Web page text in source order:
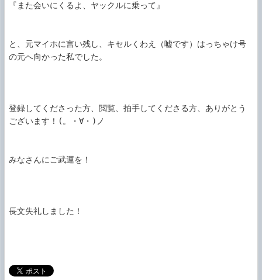
『また会いにくるよ、ヤックルに乗って』
と、元マイホに言い残し、キセルくわえ（嘘です）はっちゃけ号
の元へ向かった私でした。
登録してくださった方、閲覧、拍手してくださる方、ありがとう
ございます！(。・∀・)ノ
みなさんにご武運を！
長文失礼しました！